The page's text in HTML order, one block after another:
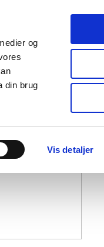
og
din brug
Vis detaljer